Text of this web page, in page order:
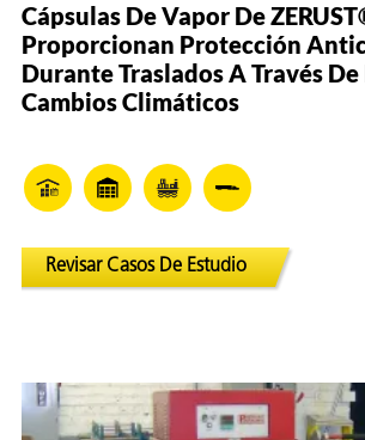
Cápsulas De Vapor De
Proporcionan Protección
Durante Traslados A Través
Cambios Climáticos
Revisar Casos De Estudio